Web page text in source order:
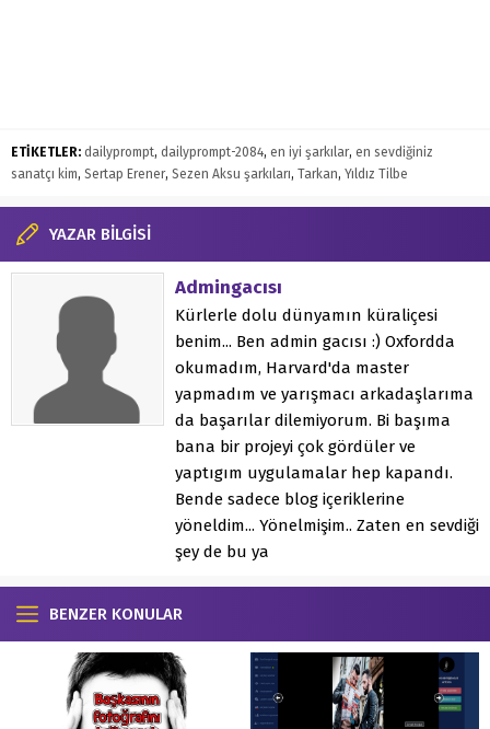
ETİKETLER: dailyprompt, dailyprompt-2084, en iyi şarkılar, en sevdiğiniz
sanatçı kim, Sertap Erener, Sezen Aksu şarkıları, Tarkan, Yıldız Tilbe
YAZAR BİLGİSİ
Admingacısı
Kürlerle dolu dünyamın küraliçesi
benim... Ben admin gacısı :) Oxfordda
okumadım, Harvard'da master
yapmadım ve yarışmacı arkadaşlarıma
da başarılar dilemiyorum. Bi başıma
bana bir projeyi çok gördüler ve
yaptıgım uygulamalar hep kapandı.
Bende sadece blog içeriklerine
yöneldim... Yönelmişim.. Zaten en sevdiği
şey de bu ya
BENZER KONULAR